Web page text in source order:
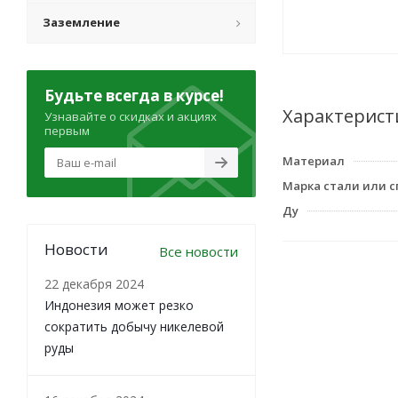
Материал
Марка стали или
Ду
Заземление
Будьте всегда в курсе!
Узнавайте о скидках и акциях
первым
Новости Все новости
22 декабря 2024
Индонезия может резко
сократить добычу никелевой
руды